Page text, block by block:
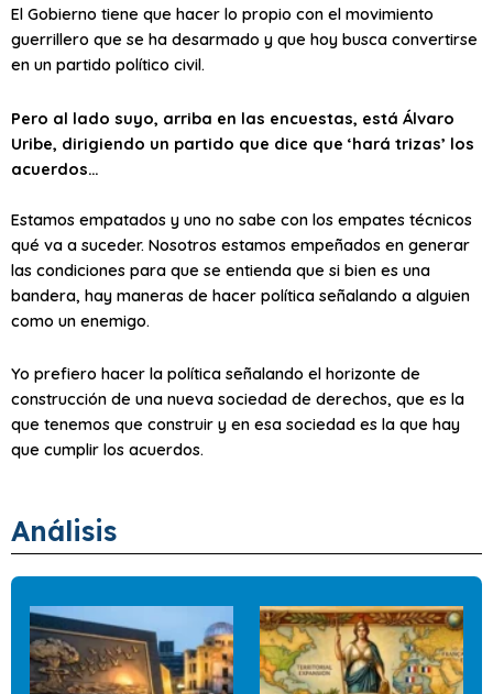
El Gobierno tiene que hacer lo propio con el movimiento
guerrillero que se ha desarmado y que hoy busca convertirse
en un partido político civil.
Pero al lado suyo, arriba en las encuestas, está Álvaro
Uribe, dirigiendo un partido que dice que ‘hará trizas’ los
acuerdos…
Estamos empatados y uno no sabe con los empates técnicos
qué va a suceder. Nosotros estamos empeñados en generar
las condiciones para que se entienda que si bien es una
bandera, hay maneras de hacer política señalando a alguien
como un enemigo.
Yo prefiero hacer la política señalando el horizonte de
construcción de una nueva sociedad de derechos, que es la
que tenemos que construir y en esa sociedad es la que hay
que cumplir los acuerdos.
Análisis